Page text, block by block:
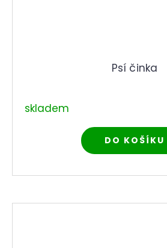
Psí činka
skladem
DO KOŠÍKU